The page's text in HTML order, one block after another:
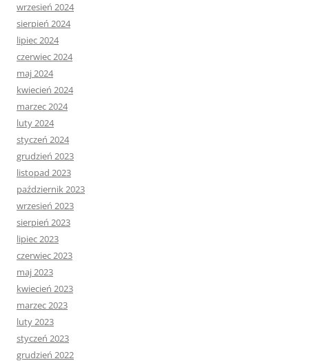
wrzesień 2024
sierpień 2024
lipiec 2024
czerwiec 2024
maj 2024
kwiecień 2024
marzec 2024
luty 2024
styczeń 2024
grudzień 2023
listopad 2023
październik 2023
wrzesień 2023
sierpień 2023
lipiec 2023
czerwiec 2023
maj 2023
kwiecień 2023
marzec 2023
luty 2023
styczeń 2023
grudzień 2022